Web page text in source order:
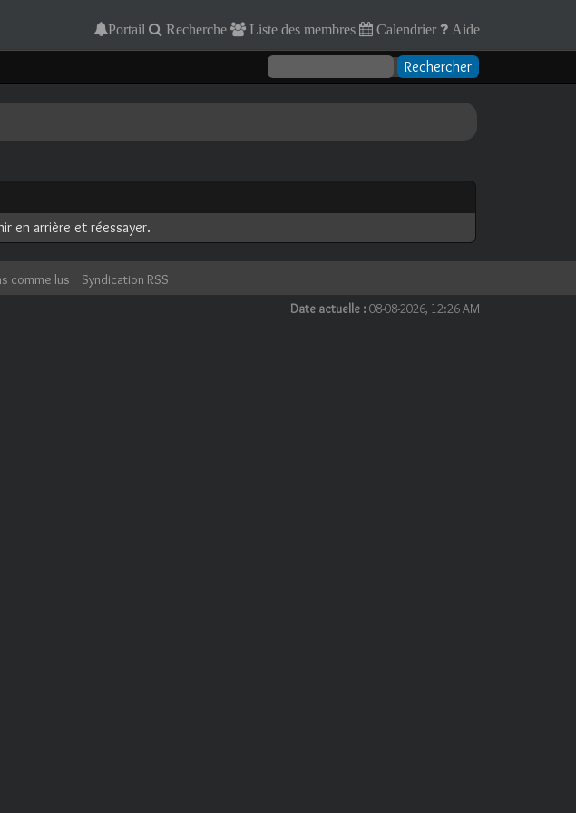
Portail Recherche Liste des membres Calendrier Aide
en arrière et réessayer.
comme lus
Syndication RSS
Date actuelle :08-08-2026, 12:26 AM